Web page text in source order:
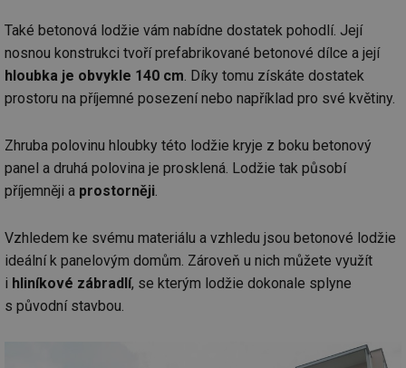
Také betonová lodžie vám nabídne dostatek pohodlí. Její
nosnou konstrukci tvoří prefabrikované betonové dílce a její
hloubka je obvykle 140 cm . Díky tomu získáte dostatek
prostoru na příjemné posezení nebo například pro své květiny.
Zhruba polovinu hloubky této lodžie kryje z boku betonový
panel a druhá polovina je prosklená. Lodžie tak působí
příjemněji a prostorněji.
Vzhledem ke svému materiálu a vzhledu jsou betonové lodžie
ideální k panelovým domům. Zároveň u nich můžete využít
i hliníkové zábradlí, se kterým lodžie dokonale splyne
s původní stavbou.